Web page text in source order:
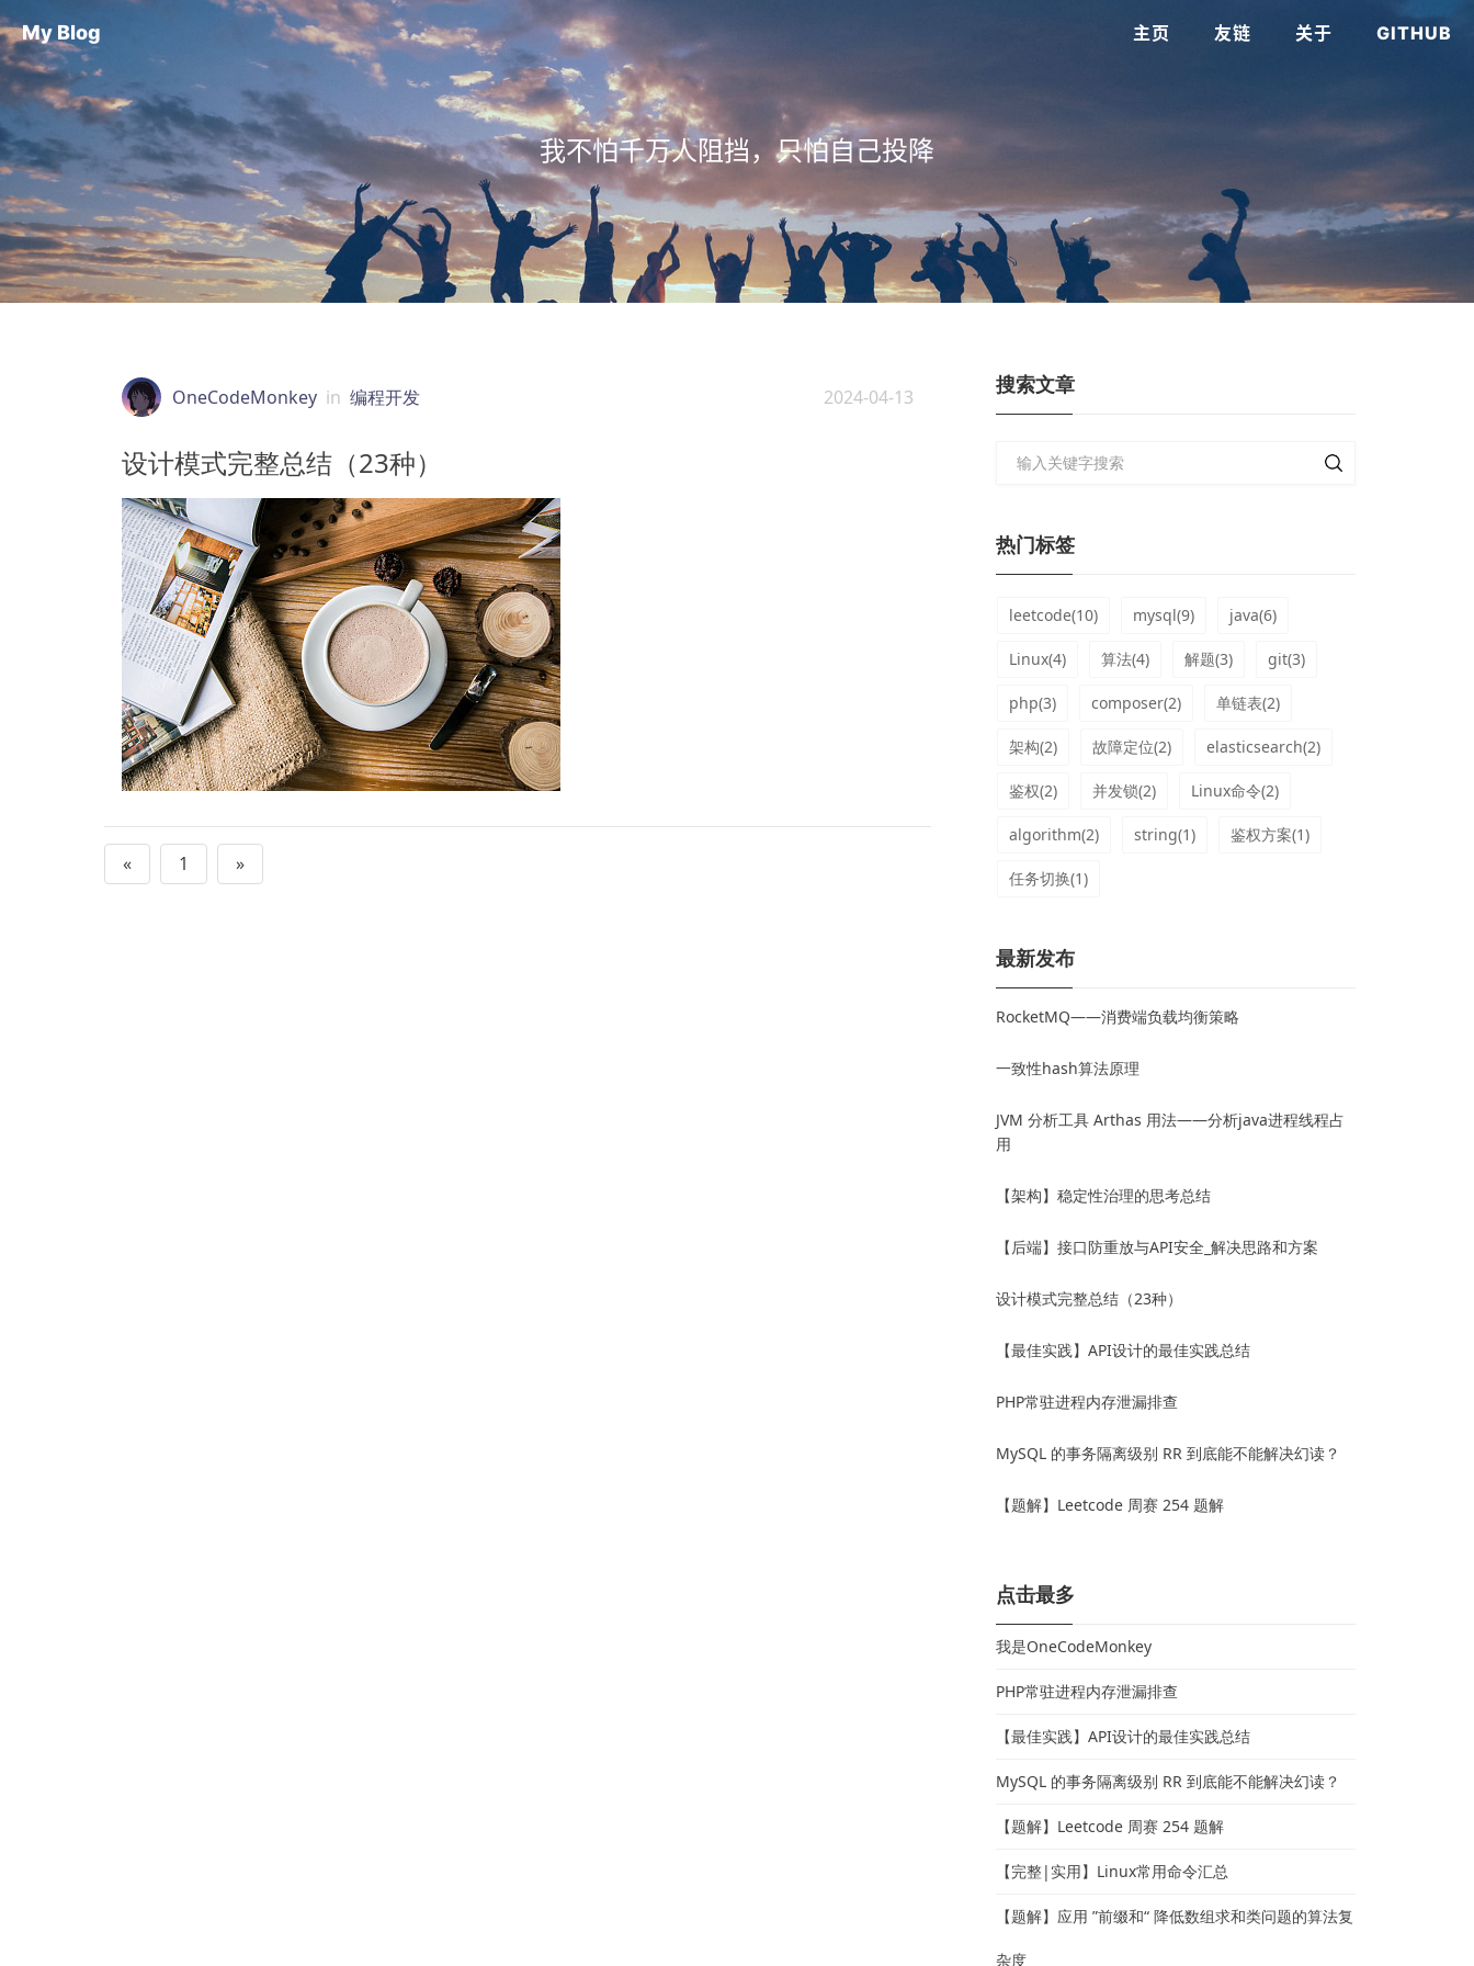
My Blog 主页 友链 关于 GITHUB
我不怕千万人阻挡，只怕自己投降
OneCodeMonkey in 编程开发 2024-04-13
设计模式完整总结（23种）
« 1 »
搜索文章
热门标签
leetcode(10) mysql(9) java(6)
Linux(4) 算法(4) 解题(3) git(3)
php(3) composer(2) 单链表(2)
架构(2) 故障定位(2) elasticsearch(2)
鉴权(2) 并发锁(2) Linux命令(2)
algorithm(2) string(1) 鉴权方案(1)
任务切换(1)
最新发布
RocketMQ——消费端负载均衡策略
一致性hash算法原理
JVM 分析工具 Arthas 用法——分析java进程线程占
用
【架构】稳定性治理的思考总结
【后端】接口防重放与API安全_解决思路和方案
设计模式完整总结（23种）
【最佳实践】API设计的最佳实践总结
PHP常驻进程内存泄漏排查
MySQL 的事务隔离级别 RR 到底能不能解决幻读？
【题解】Leetcode 周赛 254 题解
点击最多
我是OneCodeMonkey
PHP常驻进程内存泄漏排查
【最佳实践】API设计的最佳实践总结
MySQL 的事务隔离级别 RR 到底能不能解决幻读？
【题解】Leetcode 周赛 254 题解
【完整|实用】Linux常用命令汇总
【题解】应用 ”前缀和“ 降低数组求和类问题的算法复
杂度